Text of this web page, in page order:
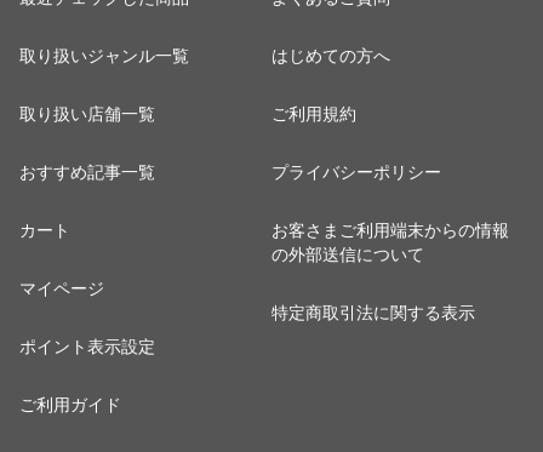
取り扱いジャンル一覧
取り扱い店舗一覧
おすすめ記事一覧
カート
マイページ
ポイント表示設定
ご利用ガイド
はじめての方へ
ご利用規約
プライバシーポリシー
お客さまご利用端末からの情報
の外部送信について
特定商取引法に関する表示